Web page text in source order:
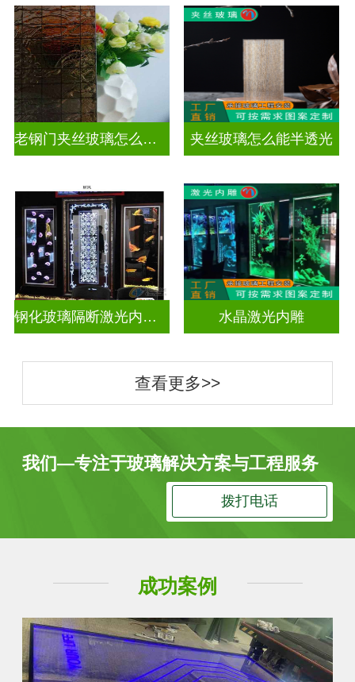
老钢门夹丝玻璃怎么修复 夹丝玻璃怎么能半透光
钢化玻璃隔断激光内雕护栏玻璃 水晶激光内雕
查看更多>>
我们—专注于玻璃解决方案与工程服务
拨打电话
成功案例